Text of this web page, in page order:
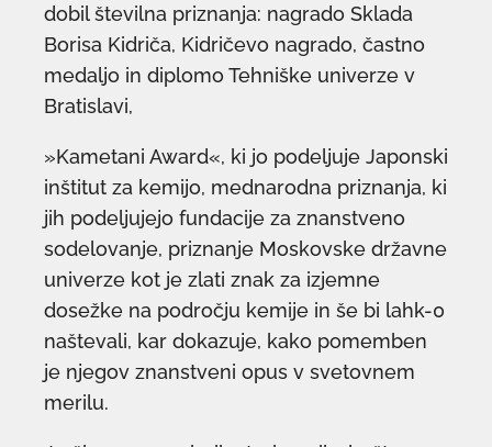
dobil številna priznanja: nagrado Sklada
Borisa Kidriča, Kidričevo nagrado, častno
medaljo in diplomo Tehniške univerze v
Bratislavi,
»Kametani Award«, ki jo podeljuje Japonski
inštitut za kemijo, mednarodna priznanja, ki
jih podeljujejo fundacije za znanstveno
sodelovanje, priznanje Moskovske državne
univerze kot je zlati znak za izjemne
dosežke na področju kemije in še bi lahk-0
naštevali, kar dokazuje, kako pomemben
je njegov znanstveni opus v svetovnem
merilu.